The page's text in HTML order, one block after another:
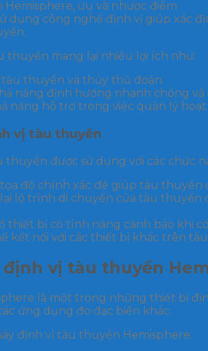
dụng công nghệ định vị giúp xác
thuyền mang lại nhiều lợi ích như:
thuyền và thủy thủ đoàn.
năng định hướng nhanh chóng và
năng hỗ trợ trong việc quản lý
vị tàu thuyền
được sử dụng với các chức
độ chính xác để giúp tàu thuyền
lộ trình di chuyển của tàu thuyền
thiết bị có tính năng cảnh báo khi
kết nối với các thiết bị khác trên
vị tàu thuyền
là một trong những thiết bị
ứng dụng đo đạc biển khác.
định vị tàu thuyền Hemisphere: